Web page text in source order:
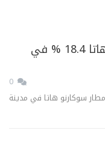
زيادة عدد ركاب مطار سوكارنو – هاتا 18.4 % في
مطار سوكارنو هاتا في مدينة